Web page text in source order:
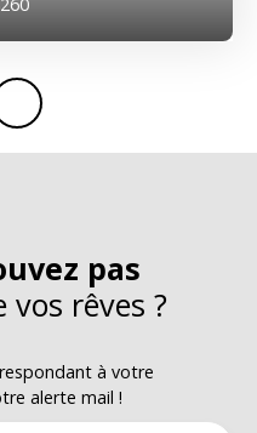
pas
rêves ?
à votre
alerte mail !